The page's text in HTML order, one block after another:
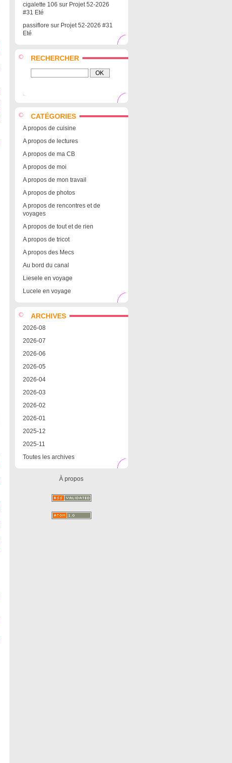
cigalette 106 sur Projet 52-2026
#31 Eté
passiflore sur Projet 52-2026 #31
Eté
RECHERCHER
CATÉGORIES
A propos de cuisine
A propos de lectures
A propos de ma CB
A propos de moi
A propos de mon travail
A propos de photos
A propos de rencontres et de
voyages
A propos de tout et de rien
A propos de tricot
A propos des Mecs
Au bord du canal
Liesele en voyage
Lucele en voyage
ARCHIVES
2026-08
2026-07
2026-06
2026-05
2026-04
2026-03
2026-02
2026-01
2025-12
2025-11
Toutes les archives
À propos